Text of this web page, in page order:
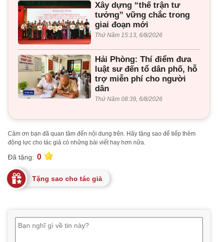
Xây dựng “thế trận tư
tưởng” vững chắc trong
giai đoạn mới
Thứ Năm 15:13, 6/8/2026
Hải Phòng: Thí điểm đưa
luật sư đến tổ dân phố, hỗ
trợ miễn phí cho người
dân
Thứ Năm 08:39, 6/8/2026
Cảm ơn bạn đã quan tâm đến nội dung trên. Hãy tặng sao để tiếp thêm
động lực cho tác giả có những bài viết hay hơn nữa.
Đã tặng: 0
Tặng sao cho tác giả